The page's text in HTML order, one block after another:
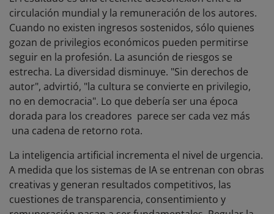
circulación mundial y la remuneración de los autores.
Cuando no existen ingresos sostenidos, sólo quienes
gozan de privilegios económicos pueden permitirse
seguir en la profesión. La asunción de riesgos se
estrecha. La diversidad disminuye. "Sin derechos de
autor", advirtió, "la cultura se convierte en privilegio,
no en democracia". Lo que debería ser una época
dorada para los creadores parece ser cada vez más
una cadena de retorno rota.
La inteligencia artificial incrementa el nivel de urgencia.
A medida que los sistemas de IA se entrenan con obras
creativas y generan resultados competitivos, las
cuestiones de transparencia, consentimiento y